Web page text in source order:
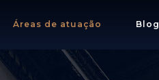
Áreas de atuação Blog